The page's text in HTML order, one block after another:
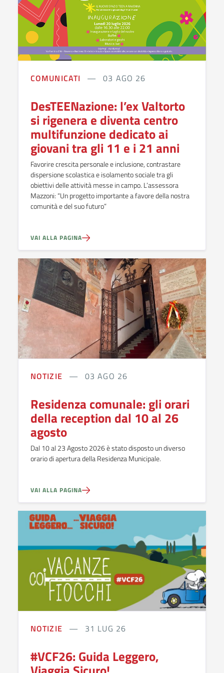
COMUNICATI 03 AGO 26
DesTEENazione: l’ex Valtorto
si rigenera e diventa centro
multifunzione dedicato ai
giovani tra gli 11 e i 21 anni
Favorire crescita personale e inclusione, contrastare
dispersione scolastica e isolamento sociale tra gli
obiettivi delle attività messe in campo. L’assessora
Mazzoni: “Un progetto importante a favore della nostra
comunità e del suo futuro”
VAI ALLA PAGINA
NOTIZIE 03 AGO 26
Residenza comunale: gli orari
della reception dal 10 al 26
agosto
Dal 10 al 23 Agosto 2026 è stato disposto un diverso
orario di apertura della Residenza Municipale.
VAI ALLA PAGINA
NOTIZIE 31 LUG 26
#VCF26: Guida Leggero,